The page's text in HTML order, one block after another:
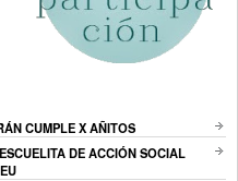
CUMPLE X AÑITOS
DE ACCIÓN SOCIAL